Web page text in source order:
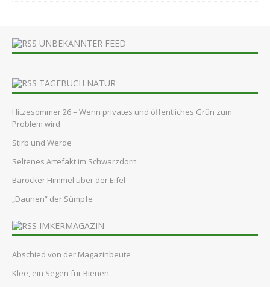
UNBEKANNTER FEED
TAGEBUCH NATUR
Hitzesommer 26 – Wenn privates und öffentliches Grün zum
Problem wird
Stirb und Werde
Seltenes Artefakt im Schwarzdorn
Barocker Himmel über der Eifel
„Daunen“ der Sümpfe
IMKERMAGAZIN
Abschied von der Magazinbeute
Klee, ein Segen für Bienen